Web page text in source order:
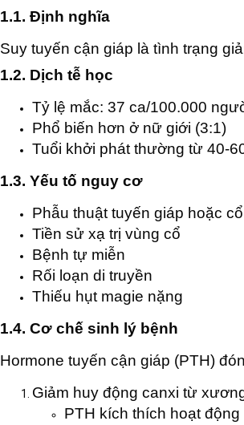
1.1. Định nghĩa
Suy tuyến cận giáp là tình trạng
1.2. Dịch tễ học
Tỷ lệ mắc: 37 ca/100.000
Phổ biến hơn ở nữ giới (3:1)
Tuổi khởi phát thường từ 40-
1.3. Yếu tố nguy cơ
Phẫu thuật tuyến giáp hoặc cổ
Tiền sử xạ trị vùng cổ
Bệnh tự miễn
Rối loạn di truyền
Thiếu hụt magie nặng
1.4. Cơ chế sinh lý bệnh
Hormone tuyến cận giáp (PTH)
Giảm huy động canxi từ
PTH kích thích hoạt